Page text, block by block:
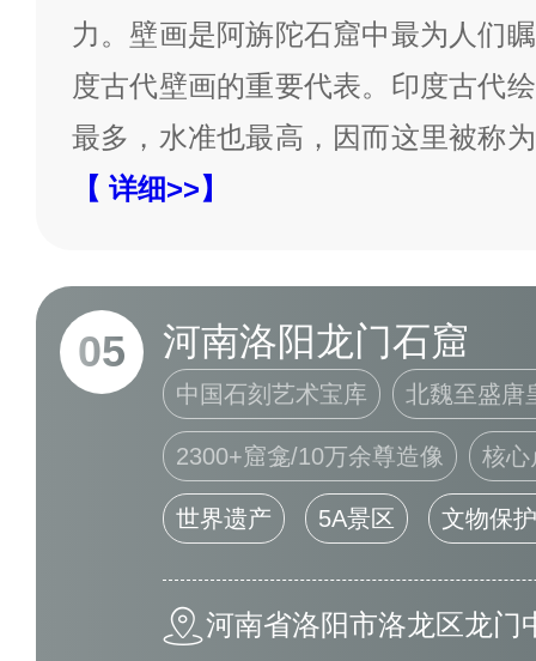
力。壁画是阿旃陀石窟中最为人们
度古代壁画的重要代表。印度古代
最多，水准也最高，因而这里被称
【 详细>>】
05 河南洛阳龙门石窟
中国石刻艺术宝库 北魏至盛唐
2300+窟龛/10万余尊造像 核心
世界遗产 5A景区 文物保
河南省洛阳市洛龙区龙门